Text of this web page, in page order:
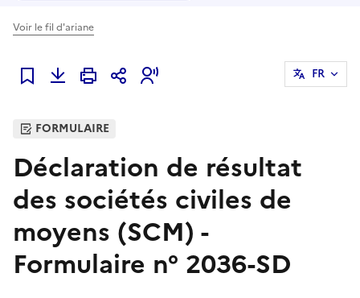
Voir le fil d'ariane
Ajouter à mes favoris
FR
FORMULAIRE
Déclaration de résultat
des sociétés civiles de
moyens (SCM) -
Formulaire n° 2036-SD